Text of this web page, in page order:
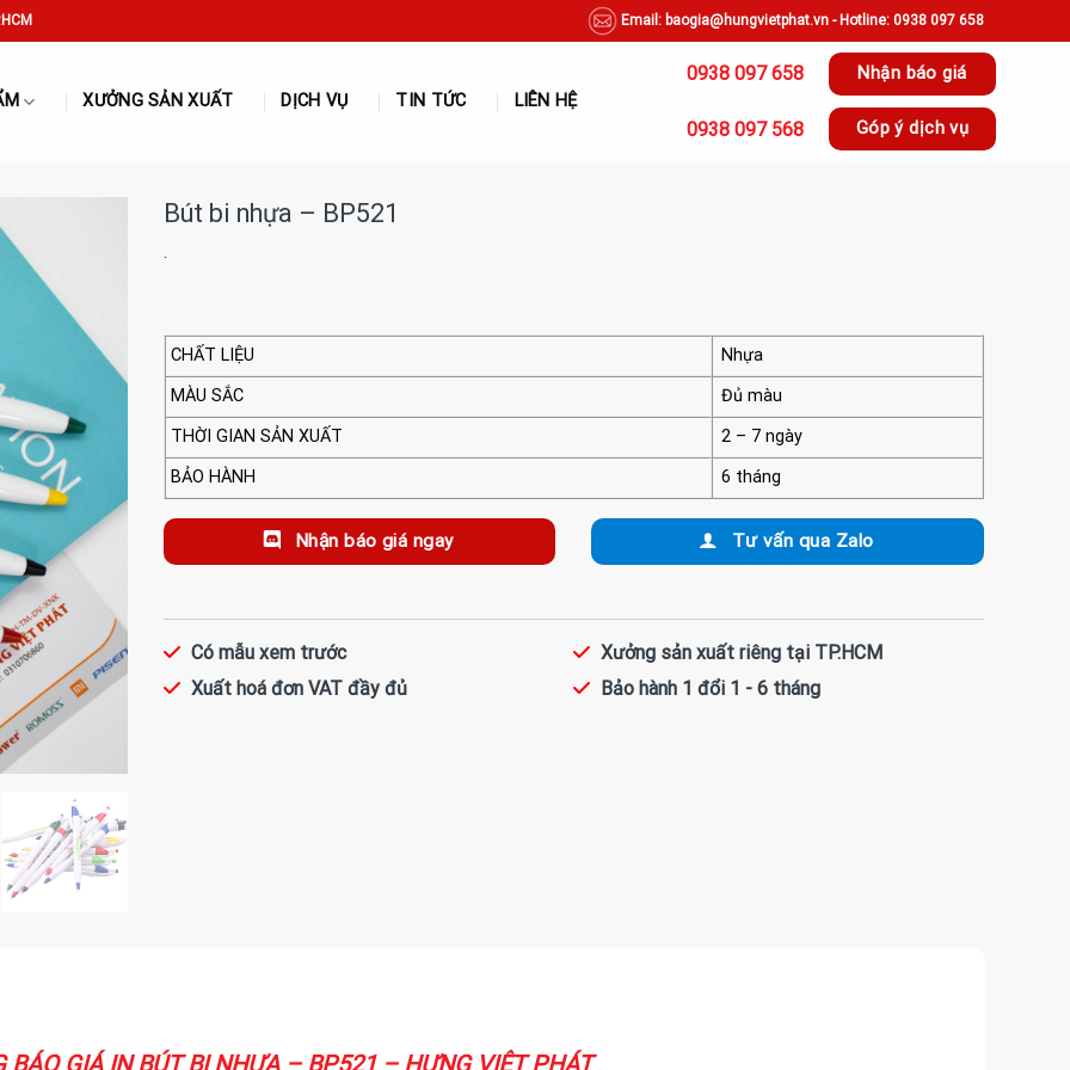
Email: baogia@hungvietphat.vn - Hotline: 0938 097 658
XƯỞNG SẢN XUẤT DỊCH VỤ TIN TỨC LIÊN HỆ
0938 097 658 Nhận báo giá
0938 097 568 Góp ý dịch vụ
Bút bi nhựa – BP521
·
CHẤT LIỆU
Nhựa
MÀU SẮC
Đủ màu
THỜI GIAN SẢN XUẤT
2 – 7 ngày
BẢO HÀNH
6 tháng
Nhận báo giá ngay Tư vấn qua Zalo
Có mẫu xem trước
Xuất hoá đơn VAT đầy đủ
Xưởng sản xuất riêng tại TP.HCM
Bảo hành 1 đổi 1 - 6 tháng
BÁO GIÁ IN BÚT BI NHỰA – BP521 – HƯNG VIỆT PHÁT